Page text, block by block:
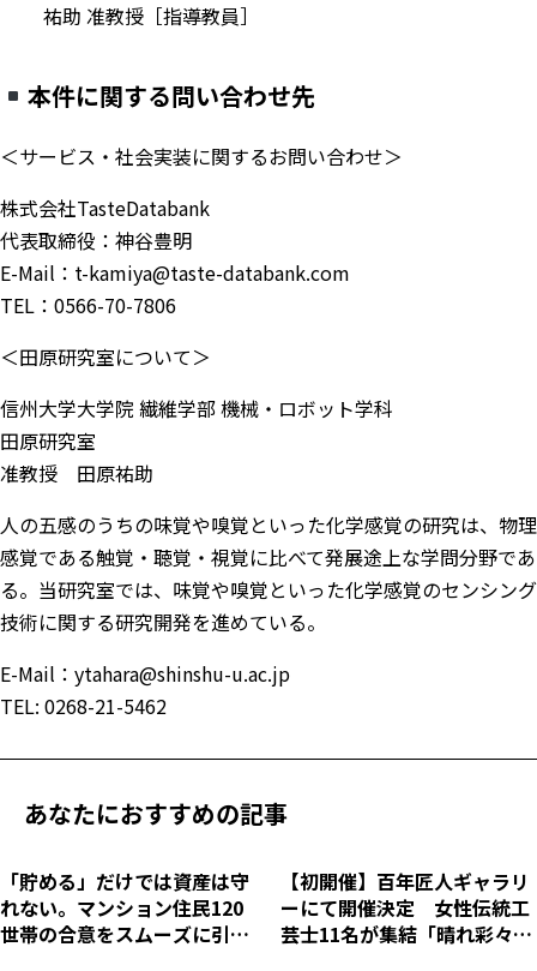
祐助 准教授［指導教員］
本件に関する問い合わせ先
＜サービス・社会実装に関するお問い合わせ＞
株式会社TasteDatabank
代表取締役：神谷豊明
E-Mail：t-kamiya@taste-databank.com
TEL：0566-70-7806
＜田原研究室について＞
信州大学大学院 繊維学部 機械・ロボット学科
田原研究室
准教授 田原祐助
人の五感のうちの味覚や嗅覚といった化学感覚の研究は、物理
感覚である触覚・聴覚・視覚に比べて発展途上な学問分野であ
る。当研究室では、味覚や嗅覚といった化学感覚のセンシング
技術に関する研究開発を進めている。
E-Mail：ytahara@shinshu-u.ac.jp
TEL: 0268-21-5462
あなたにおすすめの記事
「貯める」だけでは資産は守
れない。マンション住民120
世帯の合意をスムーズに引き
【初開催】百年匠人ギャラリ
ーにて開催決定 女性伝統工
芸士11名が集結「晴れ彩々展